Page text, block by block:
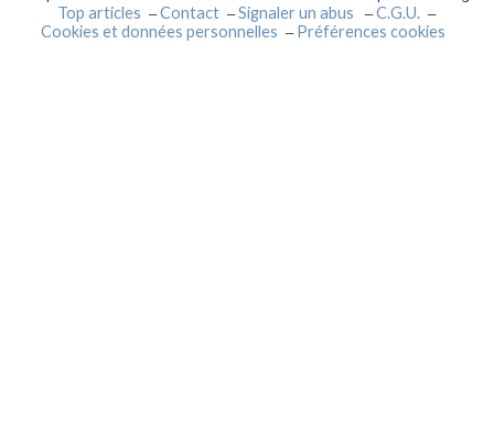
Top articles Contact Signaler un abus
C.G.U.
Cookies et données personnelles
Préférences cookies